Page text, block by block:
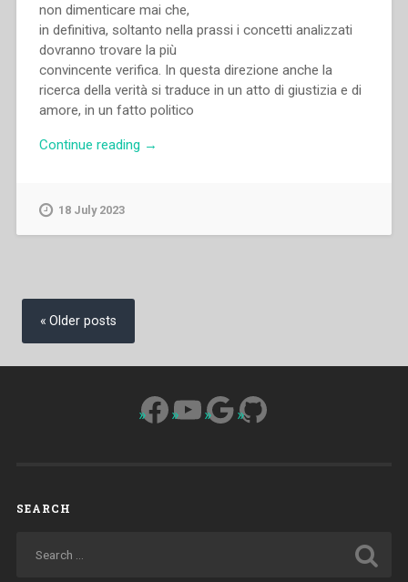
non dimenticare mai che,
in definitiva, soltanto nella prassi i concetti analizzati
dovranno trovare la più
convincente verifica. In questa direzione anche la
ricerca della verità si traduce in un atto di giustizia e di
amore, in un fatto politico
Continue reading “Pietro
→
18 July 2023
Posts
navigation
Older posts
Facebook
YouTube
Google
GitHub
SEARCH